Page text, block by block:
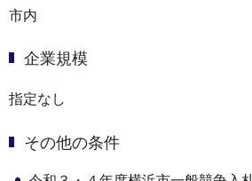
市内
企業規模
指定なし
その他の条件